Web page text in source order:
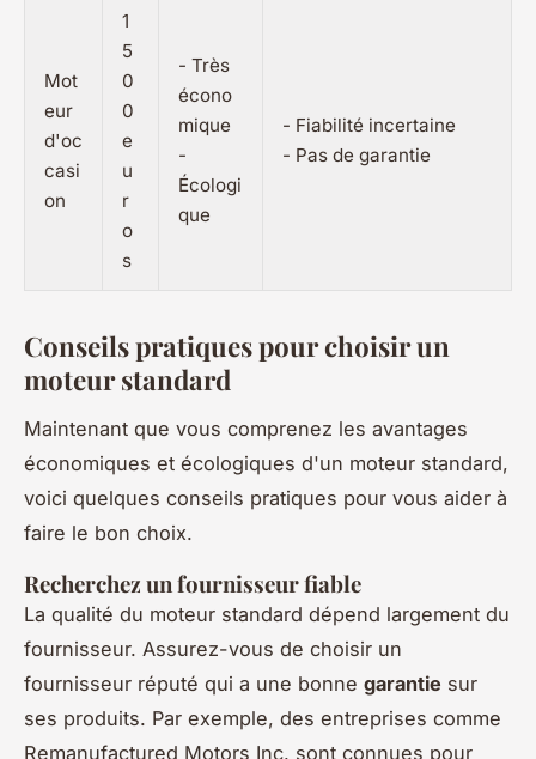
Mot
eur
d'oc
casi
on
1
5
0
0
e
u
r
o
s
- Très
écono
mique
-
Écologi
que
- Fiabilité incertaine
- Pas de garantie
Conseils pratiques pour choisir un
moteur standard
Maintenant que vous comprenez les avantages
économiques et écologiques d'un moteur standard,
voici quelques conseils pratiques pour vous aider à
faire le bon choix.
Recherchez un fournisseur fiable
La qualité du moteur standard dépend largement du
fournisseur. Assurez-vous de choisir un
fournisseur réputé qui a une bonne garantie sur
ses produits. Par exemple, des entreprises comme
Remanufactured Motors Inc. sont connues pour